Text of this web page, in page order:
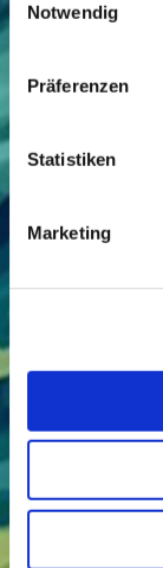
Notwendig
Präferenzen
Statistiken
Marketing